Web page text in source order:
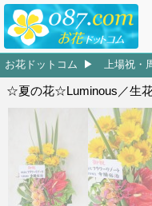
お花ドットコム 上場祝・
☆夏の花☆Luminous／生